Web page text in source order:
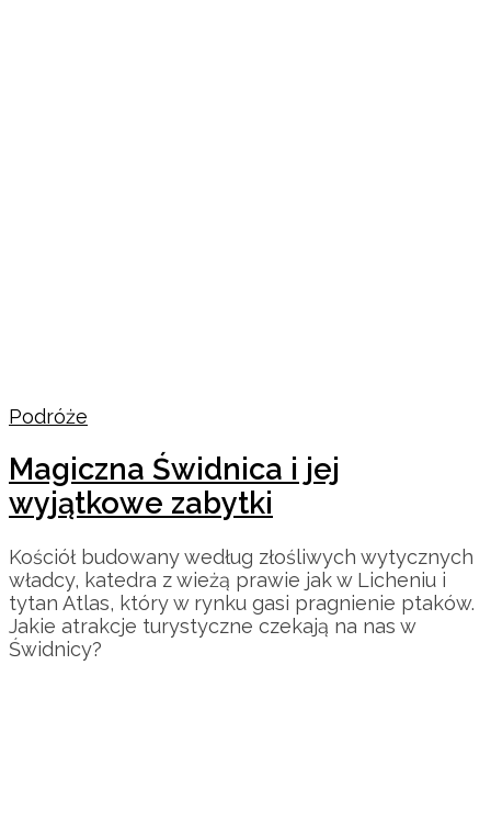
Podróże
Magiczna Świdnica i jej
wyjątkowe zabytki
Kościół budowany według złośliwych wytycznych
władcy, katedra z wieżą prawie jak w Licheniu i
tytan Atlas, który w rynku gasi pragnienie ptaków.
Jakie atrakcje turystyczne czekają na nas w
Świdnicy?